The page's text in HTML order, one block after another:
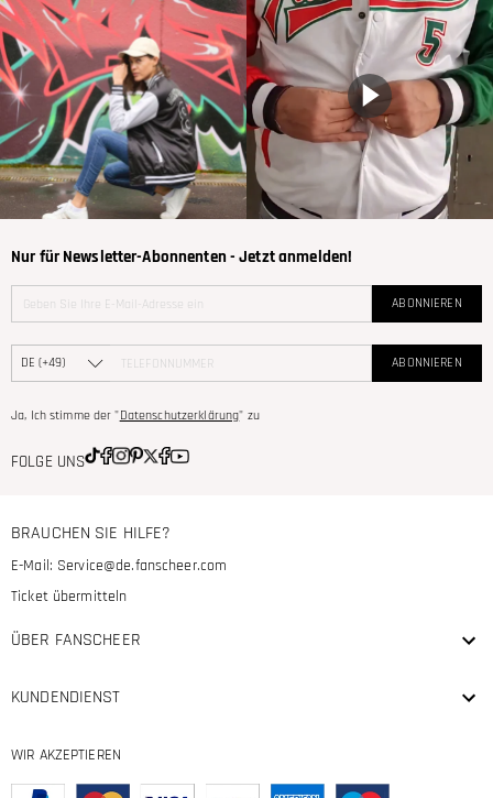
Nur für Newsletter-Abonnenten - Jetzt anmelden!
ABONNIEREN
ABONNIEREN
Ja, Ich stimme der "Datenschutzerklärung" zu
FOLGE UNS
BRAUCHEN SIE HILFE?
E-Mail: Service@de.fanscheer.com
Ticket übermitteln
ÜBER FANSCHEER
KUNDENDIENST
WIR AKZEPTIEREN